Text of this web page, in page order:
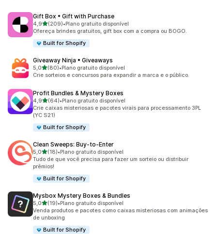
Gift Box • Gift with Purchase
4,9de 5 estrelas
(209)
209 avaliações ao todo
•Plano gratuito disponível
Ofereça brindes gratuitos, gift box com a compra ou BOGO.
Built for Shopify
Giveaway Ninja • Giveaways
5,0de 5 estrelas
(80)
80 avaliações ao todo
•Plano gratuito disponível
Crie sorteios e concursos para expandir a marca e o público.
Profit Bundles & Mystery Boxes
4,9de 5 estrelas
(64)
64 avaliações ao todo
•Plano gratuito disponível
Crie caixas misteriosas e pacotes virais para processamento 3PL
(YC S21)
Built for Shopify
Clean Sweeps: Buy‑to‑Enter
5,0de 5 estrelas
(18)
18 avaliações ao todo
•Plano gratuito disponível
Tudo de que você precisa para fazer um sorteio ou distribuir
prêmios!
Built for Shopify
Mysbox Mystery Boxes & Bundles
5,0de 5 estrelas
(19)
19 avaliações ao todo
•Plano gratuito disponível
Venda produtos e pacotes como caixas misteriosas com animações
de unboxing
Built for Shopify